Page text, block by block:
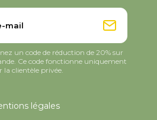
légales
un code de réduction de 20% sur
Ce code fonctionne uniquement
la clientèle privée.